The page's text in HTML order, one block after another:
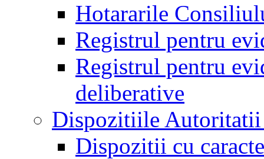
Hotararile
Registrul pentru
Registrul pentru
deliberative
Dispozitiile
Dispozitii cu